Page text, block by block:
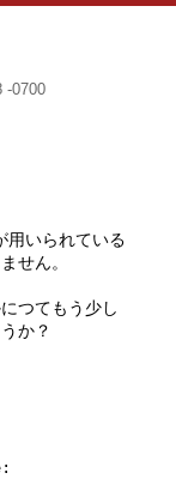
-0700
いられている
せん。
つてもう少し
か？